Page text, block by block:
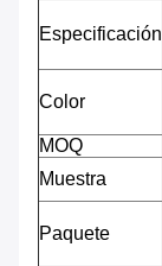
Especificación
Color
MOQ
Muestra
Paquete